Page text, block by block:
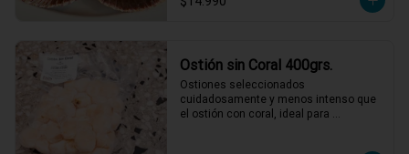
Ostión sin Coral 400grs.
Ostiones seleccionados
cuidadosamente y menos intenso que
el ostión con coral, ideal para